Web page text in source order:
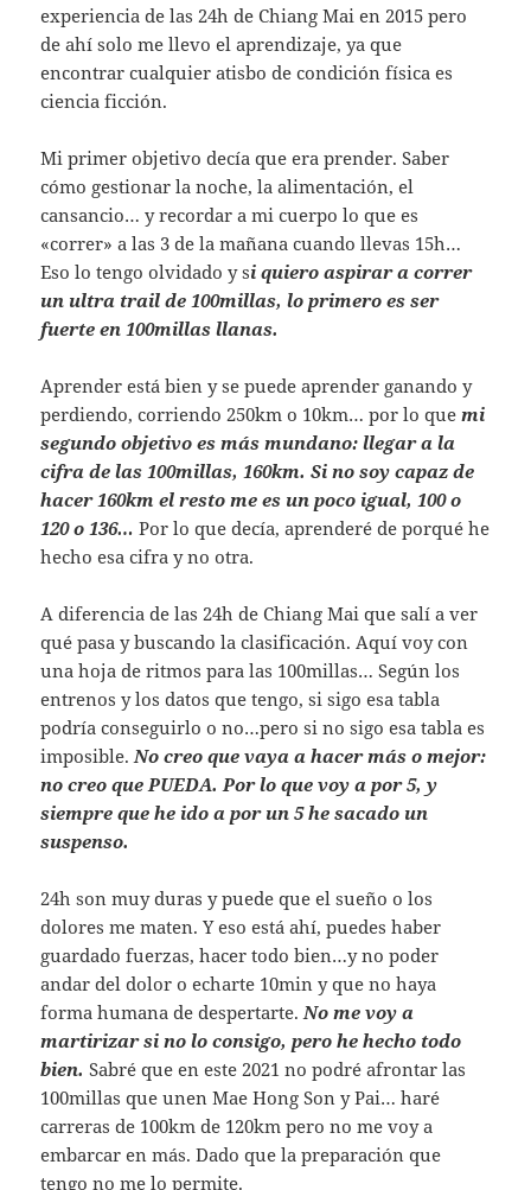
experiencia de las 24h de Chiang Mai en 2015 pero
de ahí solo me llevo el aprendizaje, ya que
encontrar cualquier atisbo de condición física es
ciencia ficción.
Mi primer objetivo decía que era prender. Saber
cómo gestionar la noche, la alimentación, el
cansancio… y recordar a mi cuerpo lo que es
«correr» a las 3 de la mañana cuando llevas 15h…
Eso lo tengo olvidado y si quiero aspirar a correr
un ultra trail de 100millas, lo primero es ser
fuerte en 100millas llanas.
Aprender está bien y se puede aprender ganando y
perdiendo, corriendo 250km o 10km… por lo quemi
segundo objetivo es más mundano: llegar a la
cifra de las 100millas, 160km. Si no soy capaz de
hacer 160km el resto me es un poco igual, 100 o
120 o 136…Por lo que decía, aprenderé de porqué he
hecho esa cifra y no otra.
A diferencia de las 24h de Chiang Mai que salí a ver
qué pasa y buscando la clasificación. Aquí voy con
una hoja de ritmos para las 100millas… Según los
entrenos y los datos que tengo, si sigo esa tabla
podría conseguirlo o no…pero si no sigo esa tabla es
imposible. No creo que vaya a hacer más o mejor:
no creo que PUEDA. Por lo que voy a por 5, y
siempre que he ido a por un 5 he sacado un
suspenso.
24h son muy duras y puede que el sueño o los
dolores me maten. Y eso está ahí, puedes haber
guardado fuerzas, hacer todo bien…y no poder
andar del dolor o echarte 10min y que no haya
forma humana de despertarte. No me voy a
martirizar si no lo consigo, pero he hecho todo
bien. Sabré que en este 2021 no podré afrontar las
100millas que unen Mae Hong Son y Pai… haré
carreras de 100km de 120km pero no me voy a
embarcar en más. Dado que la preparación que
tengo no me lo permite.